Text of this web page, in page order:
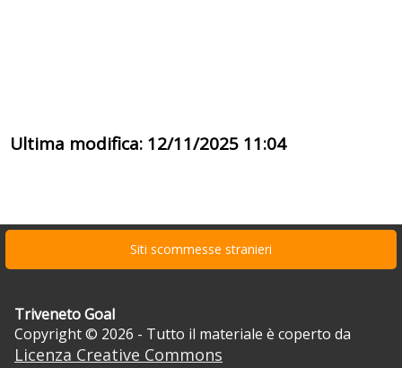
Ultima modifica: 12/11/2025 11:04
Siti scommesse stranieri
Triveneto Goal
Copyright © 2026 - Tutto il materiale è coperto da
Licenza Creative Commons